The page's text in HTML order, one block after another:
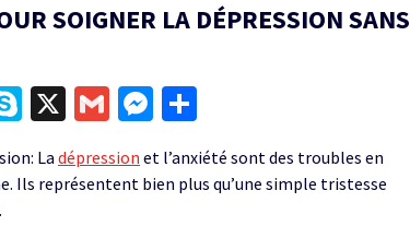
SOIGNER LA DÉPRESSION SANS
Skype
X GmailMessenger
La dépression et l’anxiété sont des troubles en
Ils représentent bien plus qu’une simple tristesse